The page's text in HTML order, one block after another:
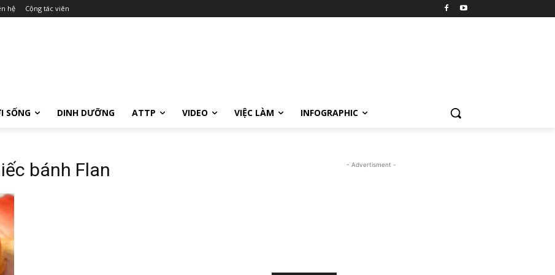
hệ Cộng tác viên
SỐNG DINH DƯỠNG ATTP VIDEO VIỆC LÀM INFOGRAPHIC
bánh Flan - Advertisment -